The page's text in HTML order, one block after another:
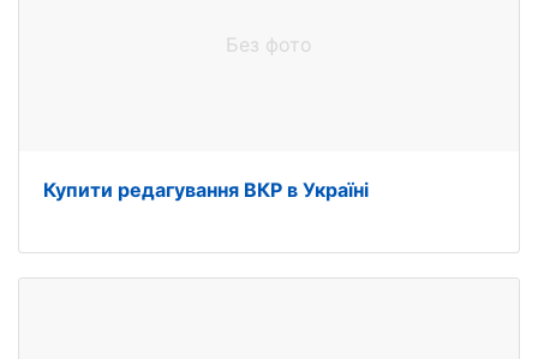
Без фото
Купити редагування ВКР в Україні